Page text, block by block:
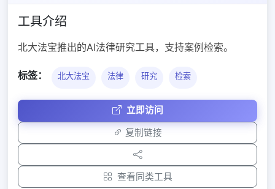
工具介绍
北大法宝推出的AI法律研究工具，支持案例检索。
标签： 北大法宝 法律 研究 检索
立即访问
复制链接
查看同类工具